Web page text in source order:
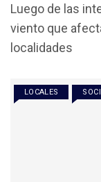
ce
b
o
k
tt
er s
Luego de las
viento que
localidades
LOCALES